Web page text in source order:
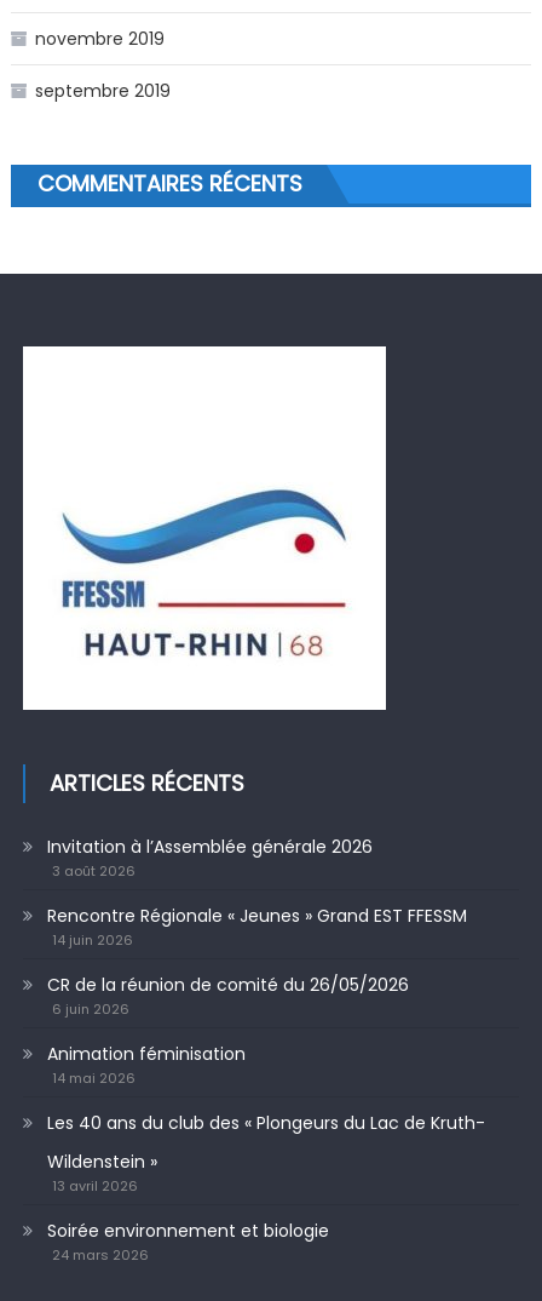
novembre 2019
septembre 2019
COMMENTAIRES RÉCENTS
ARTICLES RÉCENTS
Invitation à l’Assemblée générale 2026
3 août 2026
Rencontre Régionale « Jeunes » Grand EST FFESSM
14 juin 2026
CR de la réunion de comité du 26/05/2026
6 juin 2026
Animation féminisation
14 mai 2026
Les 40 ans du club des « Plongeurs du Lac de Kruth-
Wildenstein »
13 avril 2026
Soirée environnement et biologie
24 mars 2026